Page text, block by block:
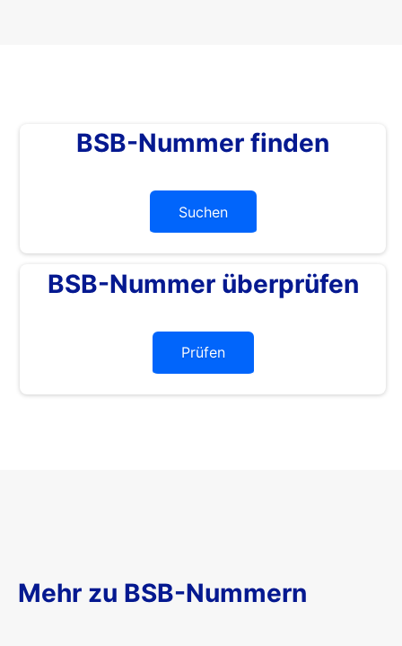
BSB-Nummer finden
Suchen
BSB-Nummer überprüfen
Prüfen
Mehr zu BSB-Nummern